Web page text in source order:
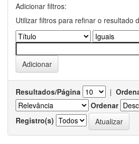
Adicionar filtros:
Utilizar filtros para refinar o resultado
Resultados/Página |
Ordenar
Registro(s)